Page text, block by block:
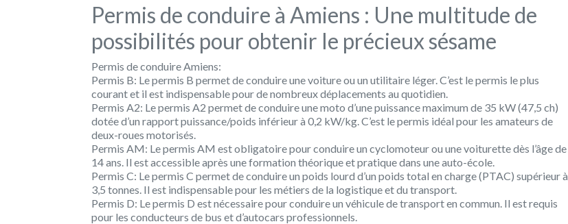
Permis de conduire à Amiens : Une multitude de
possibilités pour obtenir le précieux sésame
Permis de conduire Amiens:
Permis B: Le permis B permet de conduire une voiture ou un utilitaire léger. C’est le permis le plus
courant et il est indispensable pour de nombreux déplacements au quotidien.
Permis A2: Le permis A2 permet de conduire une moto d’une puissance maximum de 35 kW (47,5 ch)
dotée d’un rapport puissance/poids inférieur à 0,2 kW/kg. C’est le permis idéal pour les amateurs de
deux-roues motorisés.
Permis AM: Le permis AM est obligatoire pour conduire un cyclomoteur ou une voiturette dès l’âge de
14 ans. Il est accessible après une formation théorique et pratique dans une auto-école.
Permis C: Le permis C permet de conduire un poids lourd d’un poids total en charge (PTAC) supérieur à
3,5 tonnes. Il est indispensable pour les métiers de la logistique et du transport.
Permis D: Le permis D est nécessaire pour conduire un véhicule de transport en commun. Il est requis
pour les conducteurs de bus et d’autocars professionnels.